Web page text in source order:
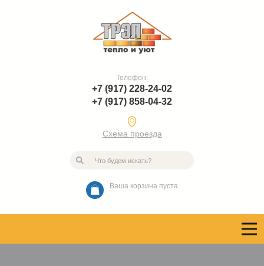
Телефон:
+7 (917) 228-24-02
+7 (917) 858-04-32
Схема проезда
Ваша корзина пуста